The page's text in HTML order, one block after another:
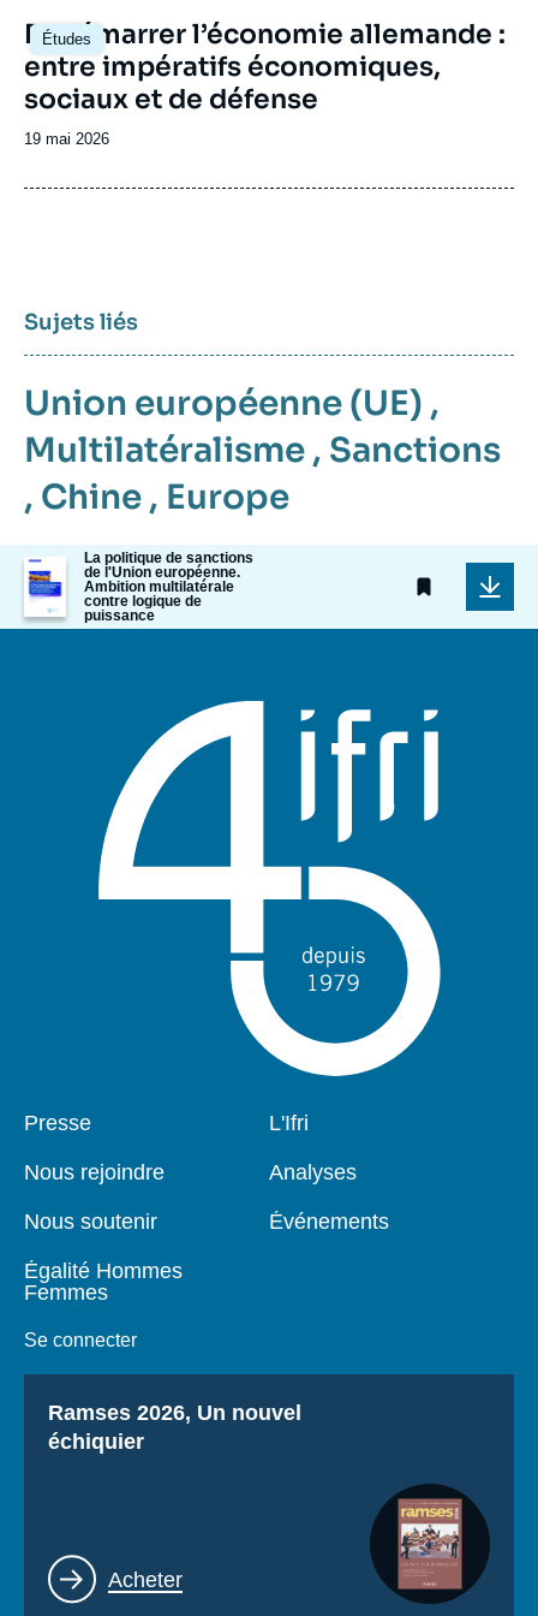
Bosch, ou encore le groupe Daniel Vernet
(anciennement Groupe de réflexion franco-
allemand) qui avait été fondé en 2014 à
l’initiative de la Fondation Genshagen.
Études
Image
principale
Redémarrer l’économie allemande :
entre impératifs économiques,
sociaux et de défense
Date
publication
19 mai 2026
Sujets liés
Union européenne (UE) ,
Multilatéralisme , Sanctions
, Chine , Europe
Image
de
couverture
de
La politique de sanctions
de l'Union européenne.
Ambition multilatérale
contre logique de
puissance
Pied
Presse
Nous rejoindre
Nous soutenir
Égalité Hommes
Femmes
Se connecter
Navigation
L'Ifri
Analyses
Événements
Titre
Ramses 2026, Un nouvel
échiquier
Lien
Acheter